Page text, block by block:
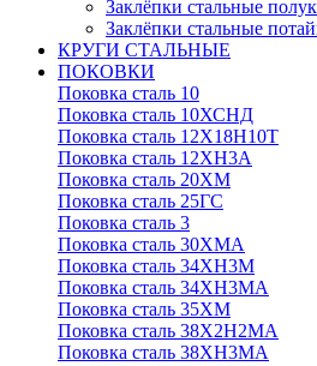
Заклёпки стальные
Заклёпки стальные
КРУГИ СТАЛЬНЫЕ
ПОКОВКИ
Поковка сталь 10
Поковка сталь 10ХСНД
Поковка сталь 12Х18Н10Т
Поковка сталь 12ХН3А
Поковка сталь 20ХМ
Поковка сталь 25ГС
Поковка сталь 3
Поковка сталь 30ХМА
Поковка сталь 34ХН3М
Поковка сталь 34ХН3МА
Поковка сталь 35ХМ
Поковка сталь 38Х2Н2МА
Поковка сталь 38ХН3МА